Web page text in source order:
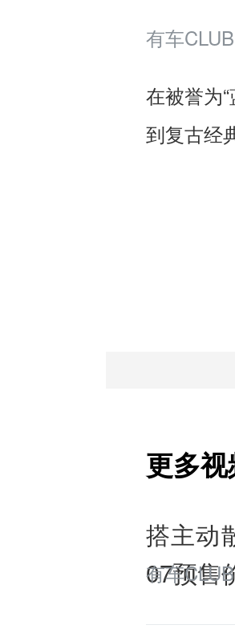
有车CLUB
在被誉为
到复古经
更多
搭主动
07预售
有车CLUB